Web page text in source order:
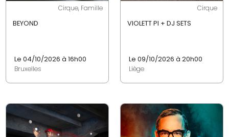
Cirque, Famille
BEYOND
Le 04/10/2026 à 16h00
Bruxelles
Cirque
VIOLETT PI + DJ SETS
Le 09/10/2026 à 20h00
Liège